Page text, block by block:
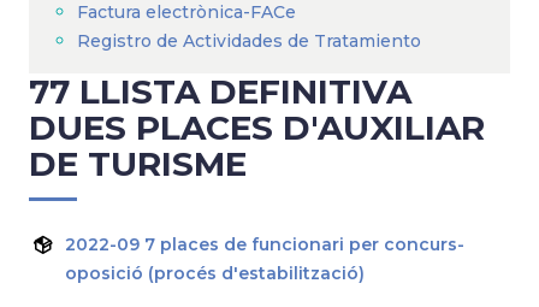
Factura electrònica-FACe
Registro de Actividades de Tratamiento
77 LLISTA DEFINITIVA
DUES PLACES D'AUXILIAR
DE TURISME
2022-09 7 places de funcionari per concurs-
oposició (procés d'estabilització)